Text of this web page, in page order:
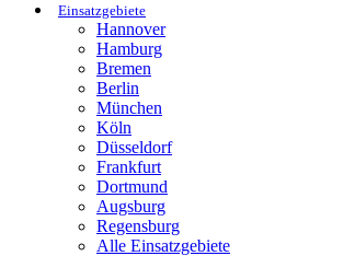
Einsatzgebiete
Hannover
Hamburg
Bremen
Berlin
München
Köln
Düsseldorf
Frankfurt
Dortmund
Augsburg
Regensburg
Alle Einsatzgebiete